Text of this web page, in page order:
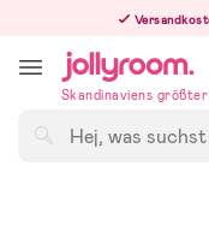
innehållet
Bestelle heute,
Skandinaviens